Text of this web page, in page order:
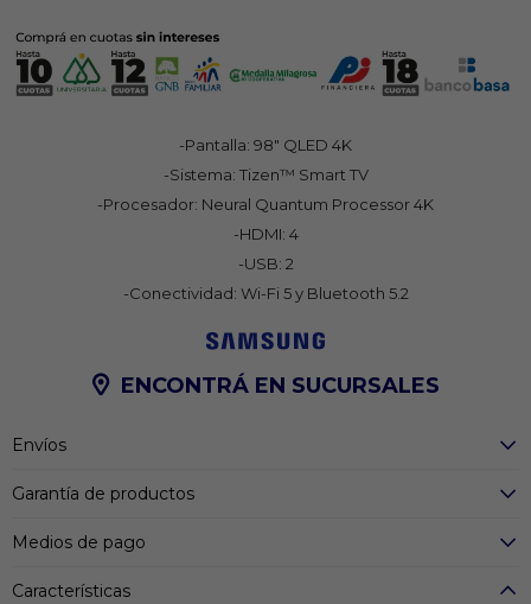
-Pantalla: 98" QLED 4K
-Sistema: Tizen™ Smart TV
-Procesador: Neural Quantum Processor 4K
-HDMI: 4
-USB: 2
-Conectividad: Wi-Fi 5 y Bluetooth 5.2
ENCONTRÁ EN SUCURSALES
Envíos
Garantía de productos
Medios de pago
Características